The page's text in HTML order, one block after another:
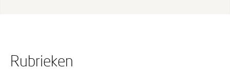
Rubrieken